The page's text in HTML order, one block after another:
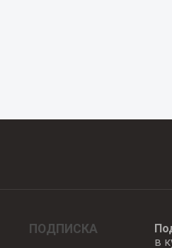
ПОДПИСКА
в